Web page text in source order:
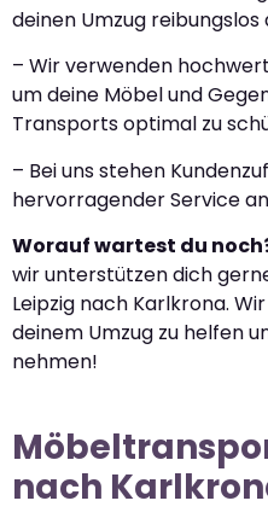
deinen Umzug reibungslos
– Wir verwenden
um deine Möbel und
Transports optimal zu
– Bei uns stehen
hervorragender Service
Worauf wartest du
wir unterstützen dich
Leipzig nach Karlkrona.
deinem Umzug zu helfen
nehmen!
nach